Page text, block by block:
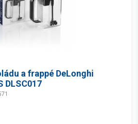
a frappé DeLonghi
DLSC017